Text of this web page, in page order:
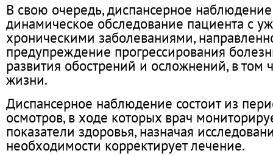
В свою очередь, диспансерное
динамическое обследование пациента с
хроническими заболеваниями,
предупреждение прогрессирования
развития обострений и осложнений, в том
жизни.
Диспансерное наблюдение состоит из
осмотров, в ходе которых врач
показатели здоровья, назначая
необходимости корректирует лечение.